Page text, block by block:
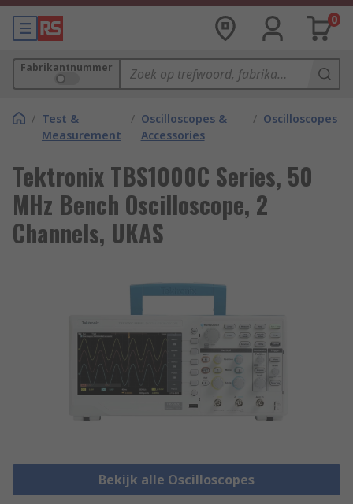
0
Fabrikantnummer
/ Test &
Measurement
/ Oscilloscopes &
Accessories
/ Oscilloscopes
Tektronix TBS1000C Series, 50
MHz Bench Oscilloscope, 2
Channels, UKAS
Bekijk alle Oscilloscopes